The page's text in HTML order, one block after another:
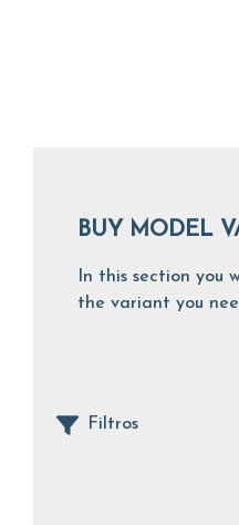
BUY MODEL
In this section you
the variant you
Filtros